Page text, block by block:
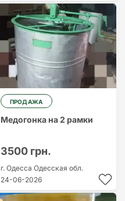
ПРОДАЖА
Медогонка на 2 рамки
3500 грн.
г. Одесса Одесская обл.
24-06-2026